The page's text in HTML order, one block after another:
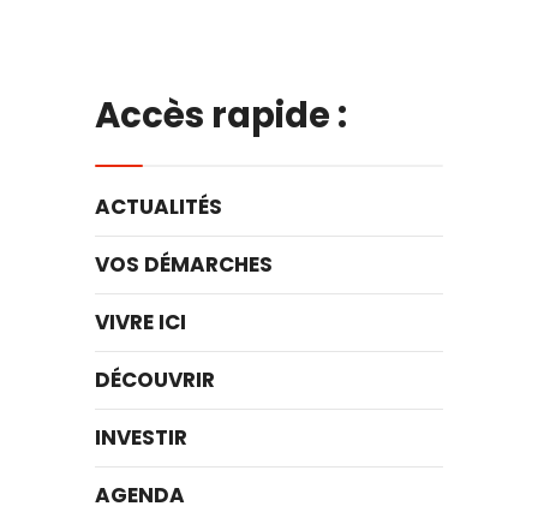
Accès rapide :
ACTUALITÉS
VOS DÉMARCHES
VIVRE ICI
DÉCOUVRIR
INVESTIR
AGENDA